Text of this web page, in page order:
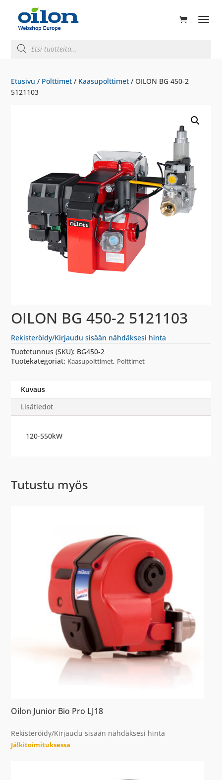
search
Etusivu / Polttimet / Kaasupolttimet / OILON BG 450-2
5121103
OILON BG 450-2 5121103
Rekisteröidy/Kirjaudu sisään nähdäksesi hinta
Tuotetunnus (SKU): BG450-2
Tuotekategoriat: Kaasupolttimet, Polttimet
Kuvaus
Lisätiedot
120-550kW
Tutustu myös
Oilon Junior Bio Pro LJ18
Rekisteröidy/Kirjaudu sisään nähdäksesi hinta
Jälkitoimituksessa